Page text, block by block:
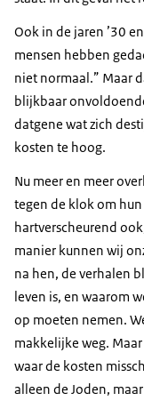
Ook in de jaren ’30
mensen hebben
niet normaal.” Maar
blijkbaar
datgene wat zich
kosten te hoog.
Nu meer en meer
tegen de klok om
hartverscheurend
manier kunnen wij
na hen, de verhalen
leven is, en waarom
op moeten nemen.
makkelijke weg.
waar de kosten
alleen de Joden,